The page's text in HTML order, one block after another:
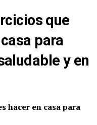
que
para
y en
hacer en casa para